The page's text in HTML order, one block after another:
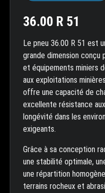
36.00 R 51
Le pneu 36.00 R 51 est
grande dimension conçu
et équipements miniers
aux exploitations
offre une capacité de
excellente résistance
longévité dans les
exigeants.
Grâce à sa conception
une stabilité optimale,
une répartition
terrains rocheux et